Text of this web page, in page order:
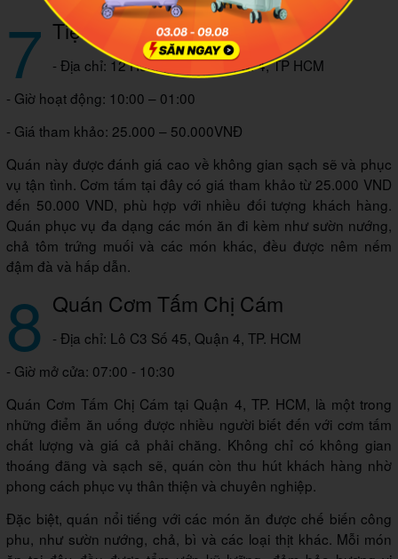
7 Tiệm cơm A Dũng
- Địa chỉ: 12 Hoàng Diệu, P. 2, Q. 4, TP HCM
- Giờ hoạt động: 10:00 – 01:00
- Giá tham khảo: 25.000 – 50.000VNĐ
Quán này được đánh giá cao về không gian sạch sẽ và phục
vụ tận tình. Cơm tấm tại đây có giá tham khảo từ 25.000 VND
đến 50.000 VND, phù hợp với nhiều đối tượng khách hàng.
Quán phục vụ đa dạng các món ăn đi kèm như sườn nướng,
chả tôm trứng muối và các món khác, đều được nêm nếm
đậm đà và hấp dẫn.
8 Quán Cơm Tấm Chị Cám
- Địa chỉ: Lô C3 Số 45, Quận 4, TP. HCM
- Giờ mở cửa: 07:00 - 10:30
Quán Cơm Tấm Chị Cám tại Quận 4, TP. HCM, là một trong
những điểm ăn uống được nhiều người biết đến với cơm tấm
chất lượng và giá cả phải chăng. Không chỉ có không gian
thoáng đãng và sạch sẽ, quán còn thu hút khách hàng nhờ
phong cách phục vụ thân thiện và chuyên nghiệp.
Đặc biệt, quán nổi tiếng với các món ăn được chế biến công
phu, như sườn nướng, chả, bì và các loại thịt khác. Mỗi món